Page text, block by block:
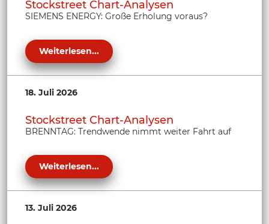
Stockstreet Chart-Analysen
SIEMENS ENERGY: Große Erholung voraus?
Weiterlesen...
18. Juli 2026
Stockstreet Chart-Analysen
BRENNTAG: Trendwende nimmt weiter Fahrt auf
Weiterlesen...
13. Juli 2026